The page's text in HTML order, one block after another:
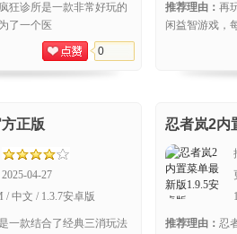
狂诊所是一款非常好玩的
了一个医
0
推荐理由： 再
闲益智游戏，
正版
2025-04-27
/ 中文 / 1.3.7安卓版
一款结合了经典三消玩法
忍者岚2内
推荐理由： 忍